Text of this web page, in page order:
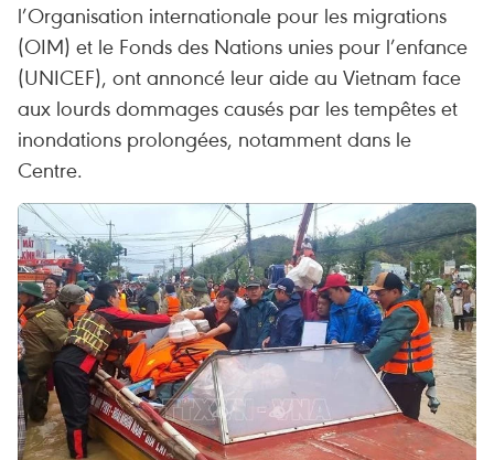
l’Organisation internationale pour les migrations
(OIM) et le Fonds des Nations unies pour l’enfance
(UNICEF), ont annoncé leur aide au Vietnam face
aux lourds dommages causés par les tempêtes et
inondations prolongées, notamment dans le
Centre.